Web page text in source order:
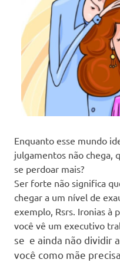
Enquanto esse mundo
julgamentos não chega,
se perdoar mais?
Ser forte não significa
chegar a um nível de
exemplo, Rsrs. Ironias à
você vê um executivo
se e ainda não dividir
você como mãe